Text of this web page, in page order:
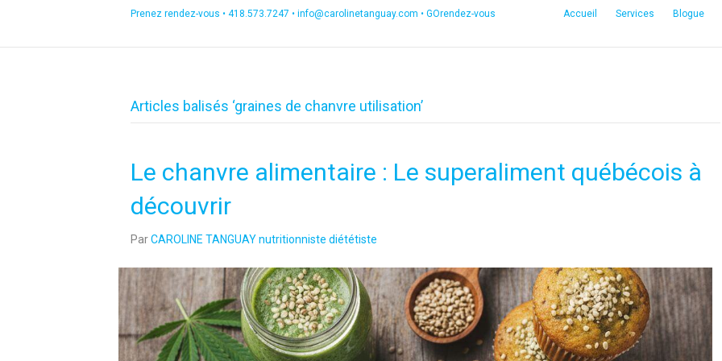
Prenez rendez-vous • 418.573.7247 • info@carolinetanguay.com • GOrendez-vous Accueil Services Blogue
Articles balisés ‘graines de chanvre utilisation’
Le chanvre alimentaire : Le superaliment québécois à
découvrir
ParCAROLINE TANGUAY nutritionniste diététiste